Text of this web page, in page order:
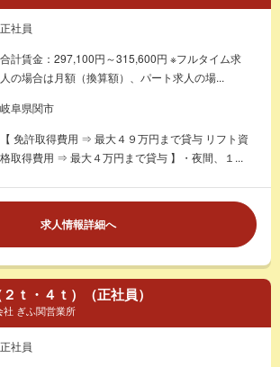
正社員
合計賃金：297,100円～315,600円 ※フルタイム求
人の場合は月額（換算額）、パート求人の場...
岐阜県関市
【 免許取得費用 ⇒ 最大４９万円まで貸与 リフト資
格取得費用 ⇒ 最大４万円まで貸与 】・夜間、１...
求人情報詳細へ
ｔ・４ｔ）（正社員）
ぎふ関営業所
正社員